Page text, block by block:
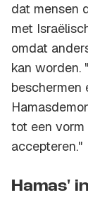
dat mensen
met
omdat
kan worden.
beschermen
tot een
accepteren."
Hamas'